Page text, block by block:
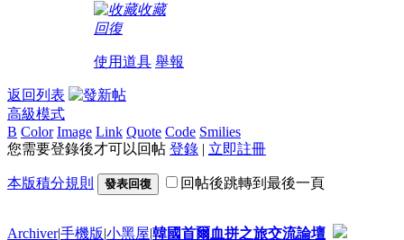
收藏
回復
使用道具 舉報
返回列表
高級模式
B Color Image Link Quote Code Smilies
您需要登錄後才可以回帖 登錄 | 立即註冊
本版積分規則 發表回復 回帖後跳轉到最後一頁
Archiver|手機版|小黑屋|韓國首爾血拼之旅交流論壇